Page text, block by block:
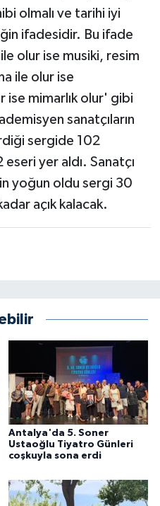
olmalı ve tarihi iyi
ifadesidir. Bu ifade
olur ise musiki, resim
ile olur ise
ise mimarlık olur' gibi
sanatçıların
sergide 102
eseri yer aldı. Sanatçı
yoğun oldu sergi 30
açık kalacak.
Antalya'da 5. Soner
Ustaoğlu Tiyatro Günleri
coşkuyla sona erdi